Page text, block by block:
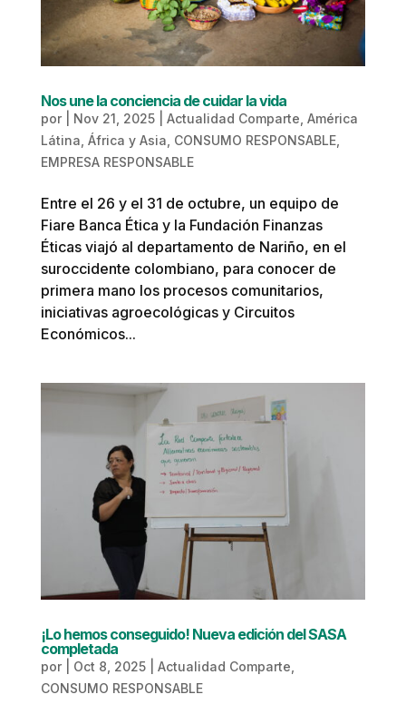
Nos une la conciencia de cuidar la vida
por Nov 21, 2025| Actualidad Comparte América
Látina, África y Asia CONSUMO RESPONSABLE,
EMPRESA RESPONSABLE
Entre el 26 y el 31 de octubre, un equipo de
Fiare Banca Ética y la Fundación Finanzas
Éticas viajó al departamento de Nariño, en el
suroccidente colombiano, para conocer de
primera mano los procesos comunitarios,
iniciativas agroecológicas y Circuitos
Económicos...
¡Lo hemos conseguido! Nueva edición del SASA
completada
por Oct 8, 2025| Actualidad Comparte
CONSUMO RESPONSABLE